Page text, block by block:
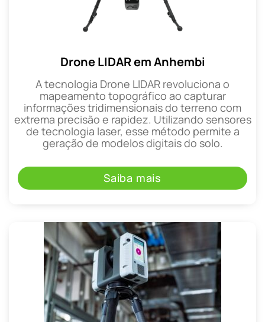
Drone LIDAR em Anhembi
A tecnologia Drone LIDAR revoluciona o
mapeamento topográfico ao capturar
informações tridimensionais do terreno com
extrema precisão e rapidez. Utilizando sensores
de tecnologia laser, esse método permite a
geração de modelos digitais do solo.
Saiba mais